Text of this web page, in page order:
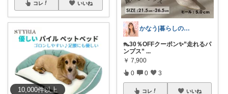
10,000件以上
コレ いいね
かなう|暮らしの記録🌱
👠30％OFFクーポン✨”走れるパ
ンプス” ...
￥ 7,900
0 0 3
コレ いいね